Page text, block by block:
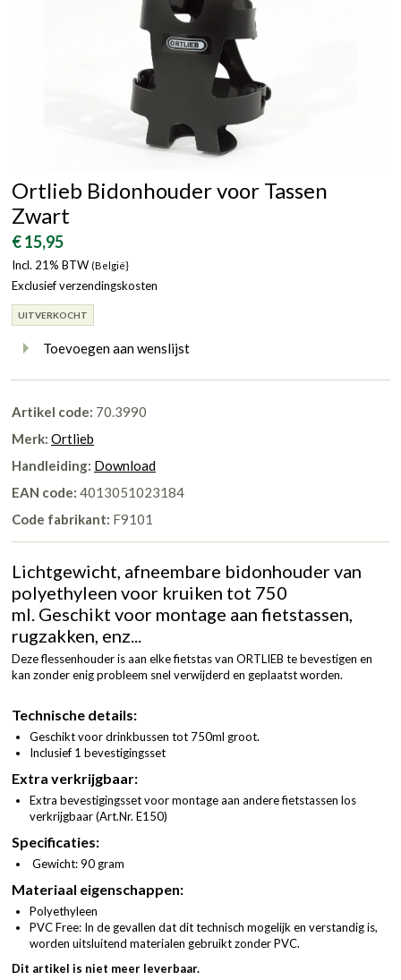
Ortlieb Bidonhouder voor Tassen
Zwart
€ 15,95
Incl. 21% BTW (België}
Exclusief verzendingskosten
UITVERKOCHT
Toevoegen aan wenslijst
Artikel code: 70.3990
Merk: Ortlieb
Handleiding: Download
EAN code: 4013051023184
Code fabrikant: F9101
Lichtgewicht, afneembare bidonhouder van
polyethyleen voor kruiken tot 750
ml. Geschikt voor montage aan fietstassen,
rugzakken, enz...
Deze flessenhouder is aan elke fietstas van ORTLIEB te bevestigen en
kan zonder enig probleem snel verwijderd en geplaatst worden.
Technische details:
Geschikt voor drinkbussen tot 750ml groot.
Inclusief 1 bevestigingsset
Extra verkrijgbaar:
Extra bevestigingsset voor montage aan andere fietstassen los
verkrijgbaar (Art.Nr. E150)
Specificaties:
Gewicht: 90 gram
Materiaal eigenschappen:
Polyethyleen
PVC Free: In de gevallen dat dit technisch mogelijk en verstandig is,
worden uitsluitend materialen gebruikt zonder PVC.
Dit artikel is niet meer leverbaar.